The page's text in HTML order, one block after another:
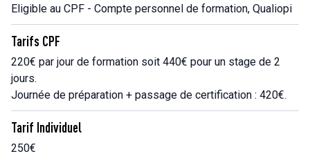
Eligible au CPF - Compte personnel de formation, Qualiopi
Tarifs CPF
220€ par jour de formation soit 440€ pour un stage de 2
jours.
Journée de préparation + passage de certification : 420€.
Tarif Individuel
250€